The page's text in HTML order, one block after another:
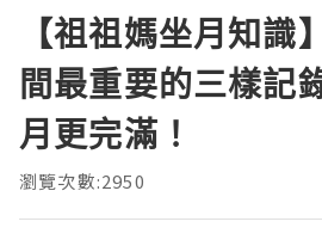
【祖祖媽坐月知識
間最重要的三樣記
月更完滿！
瀏覽次數:2950